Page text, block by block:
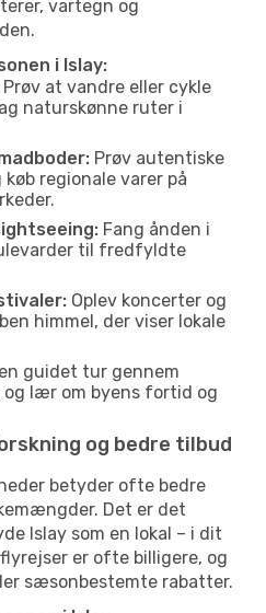
vartegn og
i Islay:
Prøv at vandre eller cykle
naturskønne ruter i
Prøv autentiske
køb regionale varer på
Fang ånden i
til fredfyldte
Oplev koncerter og
himmel, der viser lokale
guidet tur gennem
og lær om byens fortid og
og bedre tilbud
betyder ofte bedre
Det er det
Islay som en lokal – i dit
er ofte billigere, og
sæsonbestemte rabatter.